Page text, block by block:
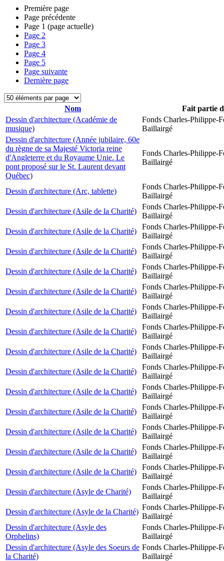
Première page
Page précédente
Page 1 (page actuelle)
Page 2
Page 3
Page 4
Page 5
Page suivante
Dernière page
Nom
Fait partie
Dessin d'architecture (Académie de
musique)
Fonds Charles-Philippe-
Baillairgé
Dessin d'architecture (Année jubilaire, 60e
du règne de sa Majesté Victoria reine
d'Angleterre et du Royaume Unie. Le
pont proposé sur le St. Laurent devant
Québec)
Fonds Charles-Philippe-
Baillairgé
Dessin d'architecture (Arc, tablette)
Fonds Charles-Philippe-
Baillairgé
Dessin d'architecture (Asile de la Charité)
Fonds Charles-Philippe-
Baillairgé
Dessin d'architecture (Asile de la Charité)
Fonds Charles-Philippe-
Baillairgé
Dessin d'architecture (Asile de la Charité)
Fonds Charles-Philippe-
Baillairgé
Dessin d'architecture (Asile de la Charité)
Fonds Charles-Philippe-
Baillairgé
Dessin d'architecture (Asile de la Charité)
Fonds Charles-Philippe-
Baillairgé
Dessin d'architecture (Asile de la Charité)
Fonds Charles-Philippe-
Baillairgé
Dessin d'architecture (Asile de la Charité)
Fonds Charles-Philippe-
Baillairgé
Dessin d'architecture (Asile de la Charité)
Fonds Charles-Philippe-
Baillairgé
Dessin d'architecture (Asile de la Charité)
Fonds Charles-Philippe-
Baillairgé
Dessin d'architecture (Asile de la Charité)
Fonds Charles-Philippe-
Baillairgé
Dessin d'architecture (Asile de la Charité)
Fonds Charles-Philippe-
Baillairgé
Dessin d'architecture (Asile de la Charité)
Fonds Charles-Philippe-
Baillairgé
Dessin d'architecture (Asile de la Charité)
Fonds Charles-Philippe-
Baillairgé
Dessin d'architecture (Asile de la Charité)
Fonds Charles-Philippe-
Baillairgé
Dessin d'architecture (Asyle de Charité)
Fonds Charles-Philippe-
Baillairgé
Dessin d'architecture (Asyle de la Charité)
Fonds Charles-Philippe-
Baillairgé
Dessin d'architecture (Asyle des
Orphelins)
Fonds Charles-Philippe-
Baillairgé
Dessin d'architecture (Asyle des Soeurs de
la Charité)
Fonds Charles-Philippe-
Baillairgé